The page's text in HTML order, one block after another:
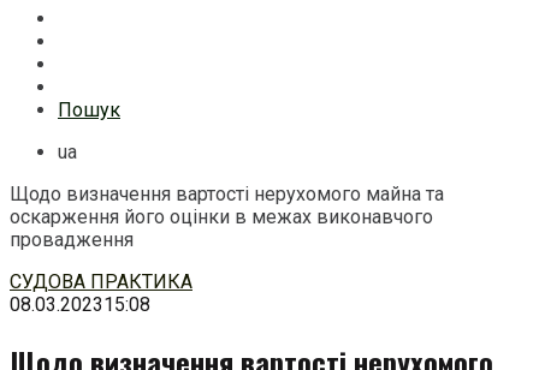
Пошук
ua
Щодо визначення вартості нерухомого майна та
оскарження його оцінки в межах виконавчого
провадження
Перейти
до
СУДОВА ПРАКТИКА
08.03.202315:08